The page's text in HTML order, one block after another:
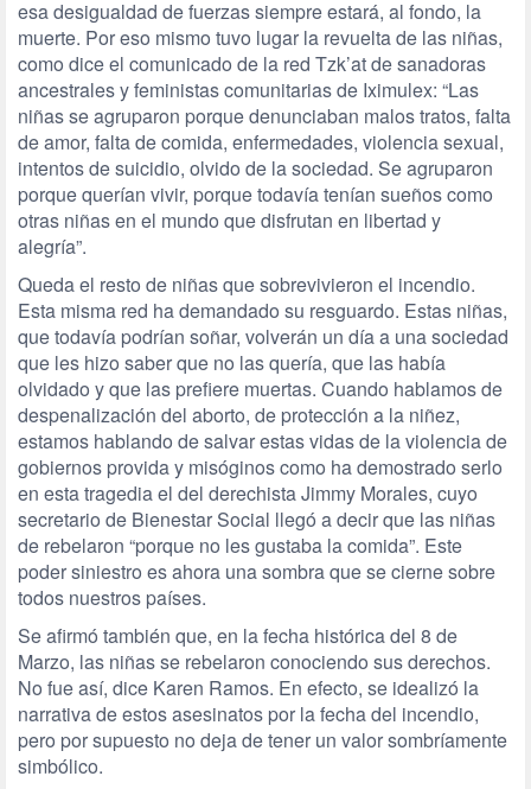
esa desigualdad de fuerzas siempre estará, al fondo, la
muerte. Por eso mismo tuvo lugar la revuelta de las niñas,
como dice el comunicado de la red Tzk’at de sanadoras
ancestrales y feministas comunitarias de Iximulex: “Las
niñas se agruparon porque denunciaban malos tratos, falta
de amor, falta de comida, enfermedades, violencia sexual,
intentos de suicidio, olvido de la sociedad. Se agruparon
porque querían vivir, porque todavía tenían sueños como
otras niñas en el mundo que disfrutan en libertad y
alegría”.
Queda el resto de niñas que sobrevivieron el incendio.
Esta misma red ha demandado su resguardo. Estas niñas,
que todavía podrían soñar, volverán un día a una sociedad
que les hizo saber que no las quería, que las había
olvidado y que las prefiere muertas. Cuando hablamos de
despenalización del aborto, de protección a la niñez,
estamos hablando de salvar estas vidas de la violencia de
gobiernos provida y misóginos como ha demostrado serlo
en esta tragedia el del derechista Jimmy Morales, cuyo
secretario de Bienestar Social llegó a decir que las niñas
de rebelaron “porque no les gustaba la comida”. Este
poder siniestro es ahora una sombra que se cierne sobre
todos nuestros países.
Se afirmó también que, en la fecha histórica del 8 de
Marzo, las niñas se rebelaron conociendo sus derechos.
No fue así, dice Karen Ramos. En efecto, se idealizó la
narrativa de estos asesinatos por la fecha del incendio,
pero por supuesto no deja de tener un valor sombríamente
simbólico.